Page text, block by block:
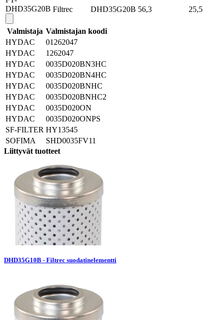
DHD35G20B Filtrec DHD35G20B 56,3 25,5
Valmistaja Valmistajan koodi
HYDAC
01262047
HYDAC
1262047
HYDAC
0035D020BN3HC
HYDAC
0035D020BN4HC
HYDAC
0035D020BNHC
HYDAC
0035D020BNHC2
HYDAC
0035D020ON
HYDAC
0035D020ONPS
SF-FILTER HY13545
SOFIMA
SHD0035FV11
Liittyvät tuotteet
DHD35G10B - Filtrec suodatinelementti